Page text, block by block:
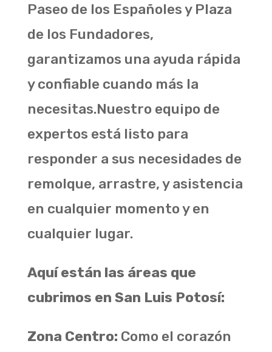
Paseo de los Españoles y Plaza
de los Fundadores,
garantizamos una ayuda rápida
y confiable cuando más la
necesitas.Nuestro equipo de
expertos está listo para
responder a sus necesidades de
remolque, arrastre, y asistencia
en cualquier momento y en
cualquier lugar.
Aquí están las áreas que
cubrimos en San Luis Potosí:
Zona Centro: Como el corazón